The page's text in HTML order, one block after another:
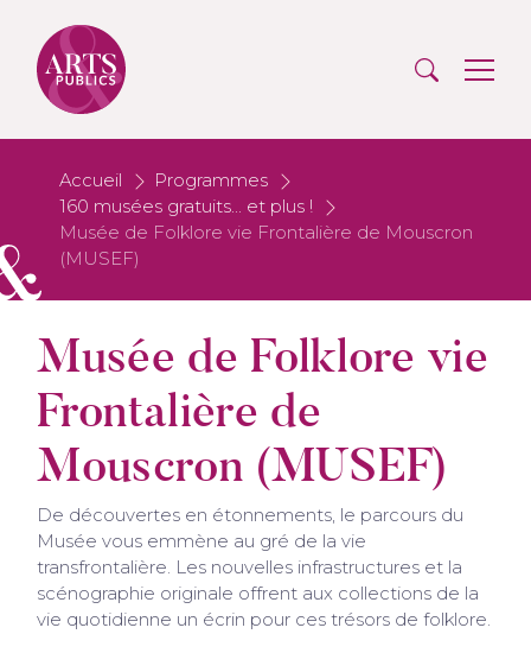
Accueil
Programmes
160 musées gratuits... et plus !
Musée de Folklore vie Frontalière de Mouscron
(MUSEF)
Musée de Folklore vie
Frontalière de
Mouscron (MUSEF)
De découvertes en étonnements, le parcours du
Musée vous emmène au gré de la vie
transfrontalière. Les nouvelles infrastructures et la
scénographie originale offrent aux collections de la
vie quotidienne un écrin pour ces trésors de folklore.